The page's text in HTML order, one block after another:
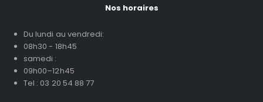
Nos horaires
Du lundi au vendredi:
08h30 - 18h45
samedi :
09h00–12h45
Tel : 03 20 54 88 77